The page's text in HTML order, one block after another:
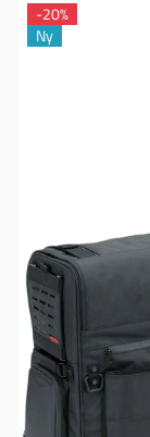
-20%
Ny